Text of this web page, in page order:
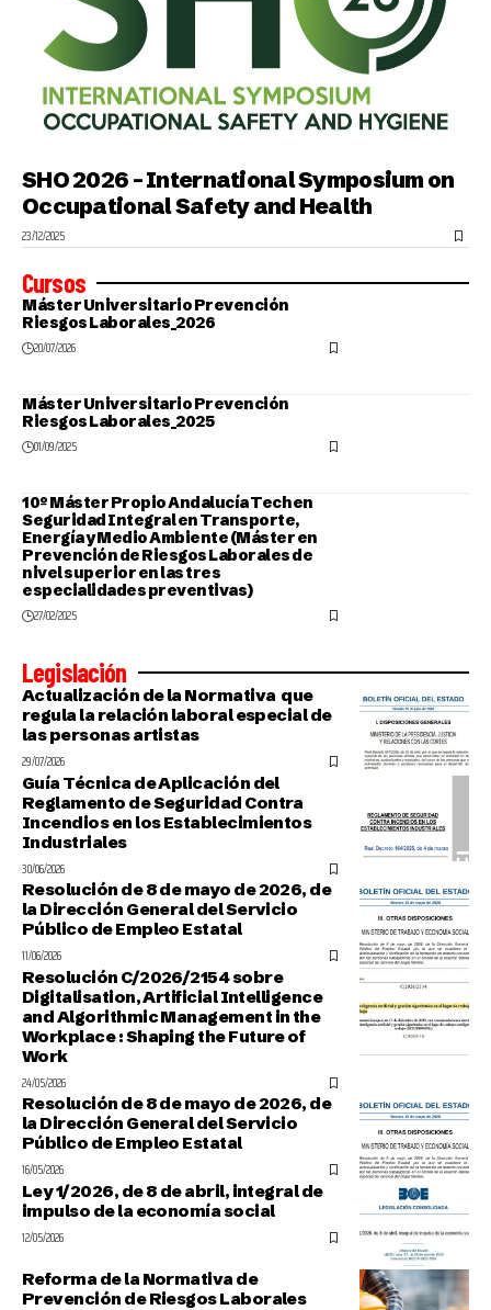
SHO 2026 – International Symposium on
Occupational Safety and Health
23/12/2025
Cursos
Máster Universitario Prevención
Riesgos Laborales_2026
20/07/2026
Máster Universitario Prevención
Riesgos Laborales_2025
01/09/2025
10º Máster Propio Andalucía Tech en
Seguridad Integral en Transporte,
Energía y Medio Ambiente (Máster en
Prevención de Riesgos Laborales de
nivel superior en las tres
especialidades preventivas)
27/02/2025
Legislación
Actualización de la Normativa que
regula la relación laboral especial de
las personas artistas
29/07/2026
Guía Técnica de Aplicación del
Reglamento de Seguridad Contra
Incendios en los Establecimientos
Industriales
30/06/2026
Resolución de 8 de mayo de 2026, de
la Dirección General del Servicio
Público de Empleo Estatal
11/06/2026
Resolución C/2026/2154 sobre
Digitalisation, Artificial Intelligence
and Algorithmic Management in the
Workplace : Shaping the Future of
Work
24/05/2026
Resolución de 8 de mayo de 2026, de
la Dirección General del Servicio
Público de Empleo Estatal
16/05/2026
Ley 1/2026, de 8 de abril, integral de
impulso de la economía social
12/05/2026
Reforma de la Normativa de
Prevención de Riesgos Laborales